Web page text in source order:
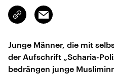
Link
kopieren/teilen
Email
Junge Männer, die mit
der Aufschrift „Scharia-
bedrängen junge